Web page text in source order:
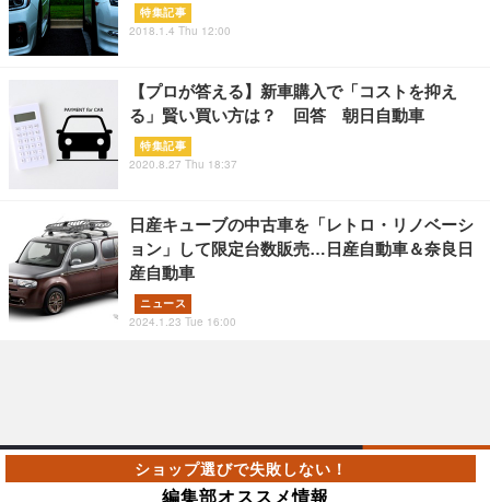
特集記事
2018.1.4 Thu 12:00
【プロが答える】新車購入で「コストを抑え
る」賢い買い方は？ 回答 朝日自動車
特集記事
2020.8.27 Thu 18:37
日産キューブの中古車を「レトロ・リノベーシ
ョン」して限定台数販売…日産自動車＆奈良日
産自動車
ニュース
2024.1.23 Tue 16:00
編集部オススメ情報